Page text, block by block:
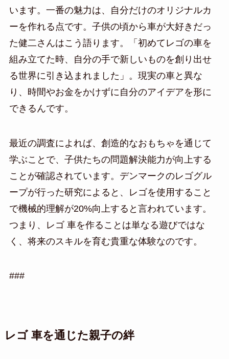
います。一番の魅力は、自分だけのオリジナルカ
ーを作れる点です。子供の頃から車が大好きだっ
た健二さんはこう語ります。「初めてレゴの車を
組み立てた時、自分の手で新しいものを創り出せ
る世界に引き込まれました」。現実の車と異な
り、時間やお金をかけずに自分のアイデアを形に
できるんです。
最近の調査によれば、創造的なおもちゃを通じて
学ぶことで、子供たちの問題解決能力が向上する
ことが確認されています。デンマークのレゴグル
ープが行った研究によると、レゴを使用すること
で機械的理解が20%向上すると言われています。
つまり、レゴ 車を作ることは単なる遊びではな
く、将来のスキルを育む貴重な体験なのです。
###
レゴ 車を通じた親子の絆